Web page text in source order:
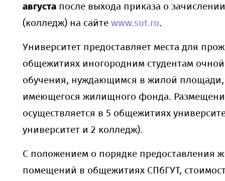
августа после выхода приказа о
(колледж) на сайте www.sut.ru.
Университет предоставляет места для
общежитиях иногородним студентам
обучения, нуждающимся в жилой площади,
имеющегося жилищного фонда.
осуществляется в 5 общежитиях
университет и 2 колледж).
С положением о порядке предоставления
помещений в общежитиях СПбГУТ,